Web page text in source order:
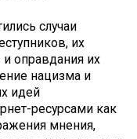
случаи
их
оправдания их
нацизма и
идей
ресурсами как
мнения,